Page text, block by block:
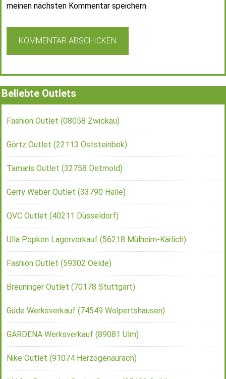
meinen nächsten Kommentar speichern.
Beliebte Outlets
Fashion Outlet (08058 Zwickau)
Görtz Outlet (22113 Oststeinbek)
Tamaris Outlet (32758 Detmold)
Gerry Weber Outlet (33790 Halle)
QVC Outlet (40211 Düsseldorf)
Ulla Popken Lagerverkauf (56218 Mülheim-Kärlich)
Fashion Outlet (59302 Oelde)
Breuninger Outlet (70178 Stuttgart)
Güde Werksverkauf (74549 Wolpertshausen)
GARDENA Werksverkauf (89081 Ulm)
Nike Outlet (91074 Herzogenaurach)